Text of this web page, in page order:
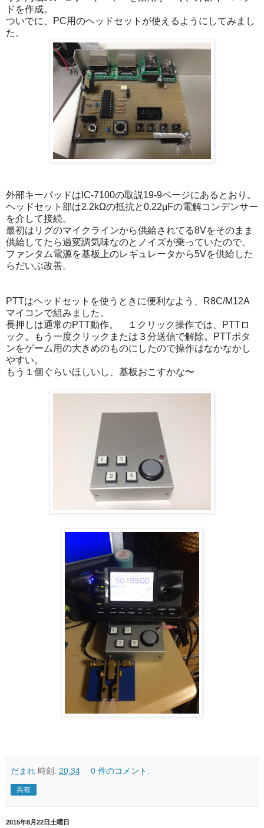
ドを作成。
ついでに、PC用のヘッドセットが使えるようにしてみまし
た。
外部キーパッドはIC-7100の取説19-9ページにあるとおり。
ヘッドセット部は2.2kΩの抵抗と0.22μFの電解コンデンサー
を介して接続。
最初はリグのマイクラインから供給されてる8Vをそのまま
供給してたら過変調気味なのとノイズが乗っていたので、
ファンタム電源を基板上のレギュレータから5Vを供給した
らだいぶ改善。
PTTはヘッドセットを使うときに便利なよう、R8C/M12A
マイコンで組みました。
長押しは通常のPTT動作。 １クリック操作では、PTTロ
ック。もう一度クリックまたは３分送信で解除。PTTボタ
ンをゲーム用の大きめのものにしたので操作はなかなかし
やすい。
もう１個ぐらいほしいし、基板おこすかな〜
だまれ 時刻: 20:34 0 件のコメント:
共有
2015年8月22日土曜日